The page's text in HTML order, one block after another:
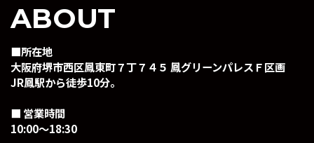
ABOUT
■所在地
大阪府堺市西区鳳東町７丁７４５ 鳳グリーンパレスＦ区画
JR鳳駅から徒歩10分。
■ 営業時間
10:00～18:30